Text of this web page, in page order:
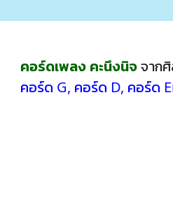
คอร์ดเพลง คะนึงนิจจาก
คอร์ด G, คอร์ด D, คอร์ด